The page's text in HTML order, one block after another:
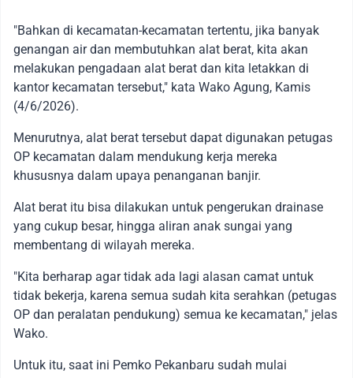
"Bahkan di kecamatan-kecamatan tertentu, jika banyak
genangan air dan membutuhkan alat berat, kita akan
melakukan pengadaan alat berat dan kita letakkan di
kantor kecamatan tersebut," kata Wako Agung, Kamis
(4/6/2026).
Menurutnya, alat berat tersebut dapat digunakan petugas
OP kecamatan dalam mendukung kerja mereka
khususnya dalam upaya penanganan banjir.
Alat berat itu bisa dilakukan untuk pengerukan drainase
yang cukup besar, hingga aliran anak sungai yang
membentang di wilayah mereka.
"Kita berharap agar tidak ada lagi alasan camat untuk
tidak bekerja, karena semua sudah kita serahkan (petugas
OP dan peralatan pendukung) semua ke kecamatan," jelas
Wako.
Untuk itu, saat ini Pemko Pekanbaru sudah mulai